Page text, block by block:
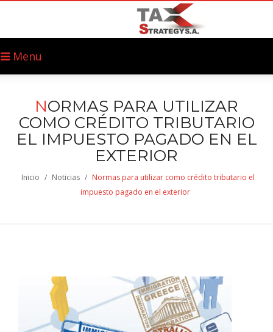
Menu
NORMAS PARA UTILIZAR
COMO CRÉDITO TRIBUTARIO
EL IMPUESTO PAGADO EN EL
EXTERIOR
Inicio / Noticias / Normas para utilizar como crédito tributario el
impuesto pagado en el exterior